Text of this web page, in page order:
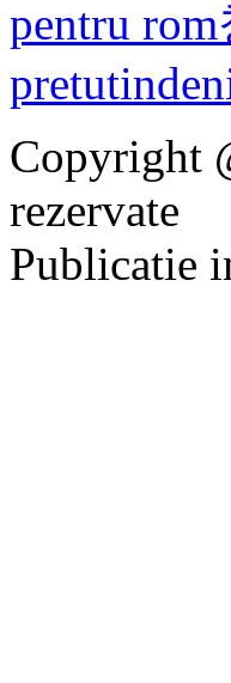
Copyright
rezervate
Publicatie